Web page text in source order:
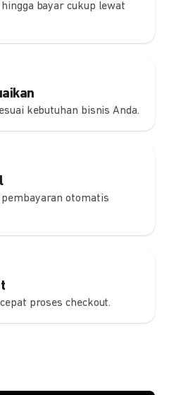
bayar cukup lewat
kebutuhan bisnis Anda.
otomatis
proses checkout.